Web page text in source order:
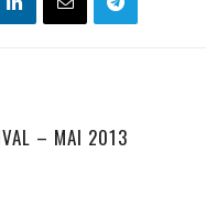
– MAI 2013